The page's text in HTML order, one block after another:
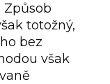
Způsob
totožný,
bez
však